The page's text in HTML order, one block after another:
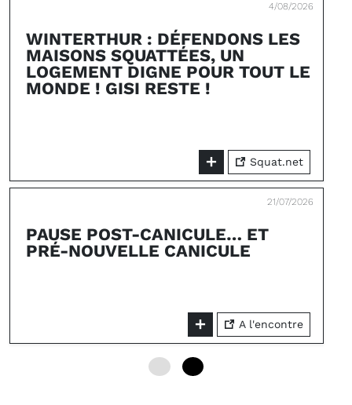
4/08/2026
WINTERTHUR : DÉFENDONS LES
MAISONS SQUATTÉES, UN
LOGEMENT DIGNE POUR TOUT LE
MONDE ! GISI RESTE !
Squat.net
21/07/2026
PAUSE POST-CANICULE… ET
PRÉ-NOUVELLE CANICULE
A l'encontre